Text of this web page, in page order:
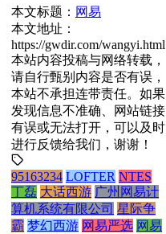
本文标题： 网易
本文地址：
https://gwdir.com/wangyi.html
本站内容投稿与网络转载，
请自行甄别内容是否有误，
本站不承担连带责任。如果
发现信息不准确、网站链接
有误或无法打开，可以及时
进行反馈给我们，谢谢！
95163234 LOFTER NTES
丁磊 大话西游 广州网易计
算机系统有限公司 星际争
霸 梦幻西游 网易严选 网易